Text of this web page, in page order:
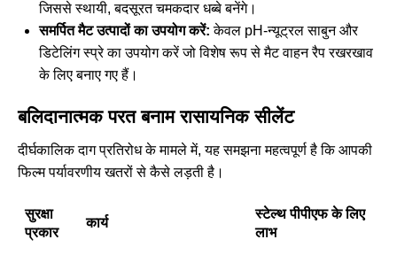
जिससे स्थायी, बदसूरत चमकदार धब्बे बनेंगे।
समर्पित मैट उत्पादों का उपयोग करें: केवल pH-न्यूट्रल साबुन और
डिटेलिंग स्प्रे का उपयोग करें जो विशेष रूप से मैट वाहन रैप रखरखाव
के लिए बनाए गए हैं।
बलिदानात्मक परत बनाम रासायनिक सीलेंट
दीर्घकालिक दाग प्रतिरोध के मामले में, यह समझना महत्वपूर्ण है कि आपकी
फिल्म पर्यावरणीय खतरों से कैसे लड़ती है।
सुरक्षा
प्रकार
कार्य
स्टेल्थ पीपीएफ के लिए
लाभ